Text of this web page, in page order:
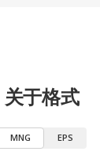
关于格式
MNG EPS